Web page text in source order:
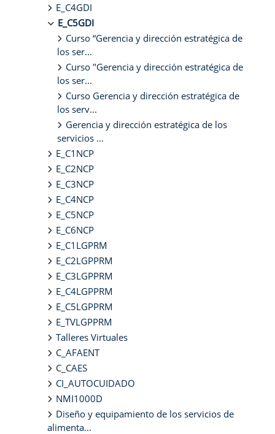
E_C4GDI
E_C5GDI
Curso “Gerencia y dirección estratégica de
los ser...
Curso "Gerencia y dirección estratégica de
los ser...
Curso Gerencia y dirección estratégica de
los serv...
Gerencia y dirección estratégica de los
servicios ...
E_C1NCP
E_C2NCP
E_C3NCP
E_C4NCP
E_C5NCP
E_C6NCP
E_C1LGPRM
E_C2LGPPRM
E_C3LGPPRM
E_C4LGPPRM
E_C5LGPPRM
E_TVLGPPRM
Talleres Virtuales
C_AFAENT
C_CAES
CI_AUTOCUIDADO
NMI1000D
Diseño y equipamiento de los servicios de
alimenta...